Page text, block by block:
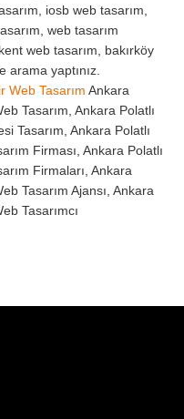
iosb web tasarım,
web tasarım
web tasarım, bakırköy
yaptınız.
Web Tasarım Ankara
Tasarım, Ankara Polatlı
Tasarım, Ankara Polatlı
Firması, Ankara Polatlı
Firmaları, Ankara
Tasarım Ajansı, Ankara
Tasarımcı